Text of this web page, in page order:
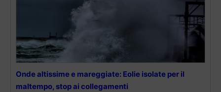
Onde altissime e mareggiate: Eolie isolate per il
maltempo, stop ai collegamenti